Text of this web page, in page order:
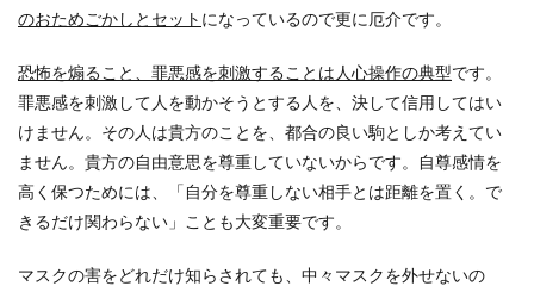
のおためごかしとセット になっているので更に厄介です。
恐怖を煽ること、罪悪感を刺激することは人心操作の典型です。
罪悪感を刺激して人を動かそうとする人を、決して信用してはい
けません。その人は貴方のことを、都合の良い駒としか考えてい
ません。貴方の自由意思を尊重していないからです。自尊感情を
高く保つためには、「自分を尊重しない相手とは距離を置く。で
きるだけ関わらない」ことも大変重要です。
マスクの害をどれだけ知らされても、中々マスクを外せないの